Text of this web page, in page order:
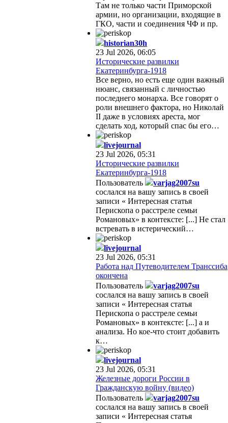
Там не только части Приморской
армии, но организации, входящие в
ГКО, части и соединения ЧФ и пр.
historian30h
23 Jul 2026, 06:05
Исторические развилки
Екатеринбурга-1918
Все верно, но есть еще один важный
нюанс, связанный с личностью
последнего монарха. Все говорят о
роли внешнего фактора, но Николай
II даже в условиях ареста, мог
сделать ход, который спас бы его…
livejournal
23 Jul 2026, 05:31
Исторические развилки
Екатеринбурга-1918
Пользователь
varjag2007su
сослался на вашу запись в своей
записи « Интересная статья
Перископа о расстреле семьи
Романовых» в контексте: [...] Не стал
встревать в истерический…
livejournal
23 Jul 2026, 05:31
Работа над Путеводителем Транссиба
окончена
Пользователь
varjag2007su
сослался на вашу запись в своей
записи « Интересная статья
Перископа о расстреле семьи
Романовых» в контексте: [...] а и
анализа. Но кое-что стоит добавить
к…
livejournal
23 Jul 2026, 05:31
Железные дороги России в
Гражданскую войну (видео)
Пользователь
varjag2007su
сослался на вашу запись в своей
записи « Интересная статья